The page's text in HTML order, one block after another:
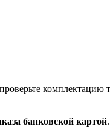
комплектацию
банковской картой